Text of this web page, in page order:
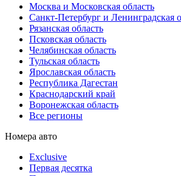
Москва и Московская область
Санкт-Петербург и Ленинградская
Рязанская область
Псковская область
Челябинская область
Тульская область
Ярославская область
Республика Дагестан
Краснодарский край
Воронежская область
Все регионы
Номера авто
Exclusive
Первая десятка